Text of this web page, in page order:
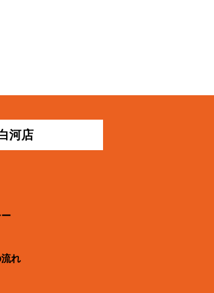
河店
れ